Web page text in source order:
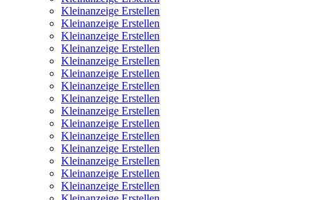
Kleinanzeige Erstellen
Kleinanzeige Erstellen
Kleinanzeige Erstellen
Kleinanzeige Erstellen
Kleinanzeige Erstellen
Kleinanzeige Erstellen
Kleinanzeige Erstellen
Kleinanzeige Erstellen
Kleinanzeige Erstellen
Kleinanzeige Erstellen
Kleinanzeige Erstellen
Kleinanzeige Erstellen
Kleinanzeige Erstellen
Kleinanzeige Erstellen
Kleinanzeige Erstellen